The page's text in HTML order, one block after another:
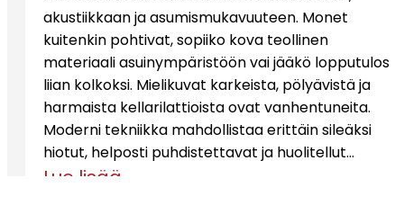
akustiikkaan ja asumismukavuuteen. Monet
kuitenkin pohtivat, sopiiko kova teollinen
materiaali asuinympäristöön vai jääkö lopputulos
liian kolkoksi. Mielikuvat karkeista, pölyävistä ja
harmaista kellarilattioista ovat vanhentuneita.
Moderni tekniikka mahdollistaa erittäin sileäksi
hiotut, helposti puhdistettavat ja huolitellut…
Lue lisää